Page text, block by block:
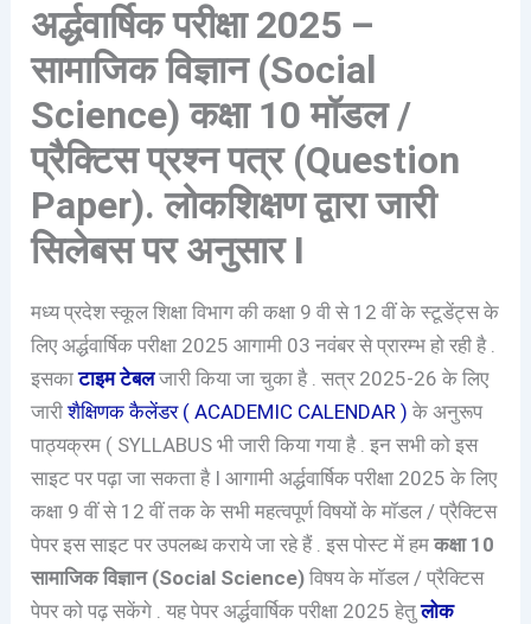
अर्द्धवार्षिक परीक्षा 2025 –
सामाजिक विज्ञान (Social
Science) कक्षा 10 मॉडल /
प्रैक्टिस प्रश्न पत्र (Question
Paper). लोकशिक्षण द्वारा जारी
सिलेबस पर अनुसार I
मध्य प्रदेश स्कूल शिक्षा विभाग की कक्षा 9 वी से 12 वीं के स्टूडेंट्स के
लिए अर्द्धवार्षिक परीक्षा 2025 आगामी 03 नवंबर से प्रारम्भ हो रही है .
इसकाटाइम टेबलजारी किया जा चुका है . सत्र 2025-26 के लिए
जारीशैक्षिणक कैलेंडर ( ACADEMIC CALENDAR ) के अनुरूप
पाठ्यक्रम ( SYLLABUS भी जारी किया गया है . इन सभी को इस
साइट पर पढ़ा जा सकता है I आगामी अर्द्धवार्षिक परीक्षा 2025 के लिए
कक्षा 9 वीं से 12 वीं तक के सभी महत्वपूर्ण विषयों के मॉडल / प्रैक्टिस
पेपर इस साइट पर उपलब्ध कराये जा रहे हैं . इस पोस्ट में हमकक्षा 10
सामाजिक विज्ञान (Social Science) विषय के मॉडल / प्रैक्टिस
पेपर को पढ़ सकेंगे . यह पेपर अर्द्धवार्षिक परीक्षा 2025 हेतुलोक